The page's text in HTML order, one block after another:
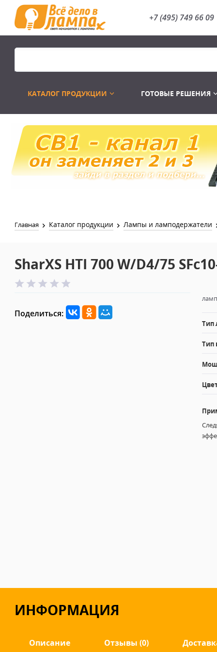
+7 (495) 749 66 09
КАТАЛОГ ПРОДУКЦИИ
Распродажа Лампы
ГОТОВЫЕ РЕШЕНИЯ
Главная Каталог продукции Лампы и ламподержатели
SharXS HTI 700 W/D4/75
Поделиться:
Тип
Тип
ИНФОРМАЦИЯ
Описание Отзывы (0)